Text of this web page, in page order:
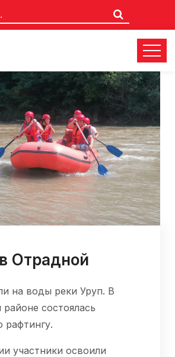
Отрадной
на воды реки Уруп. В
состоялась
рафтингу.
участники освоили